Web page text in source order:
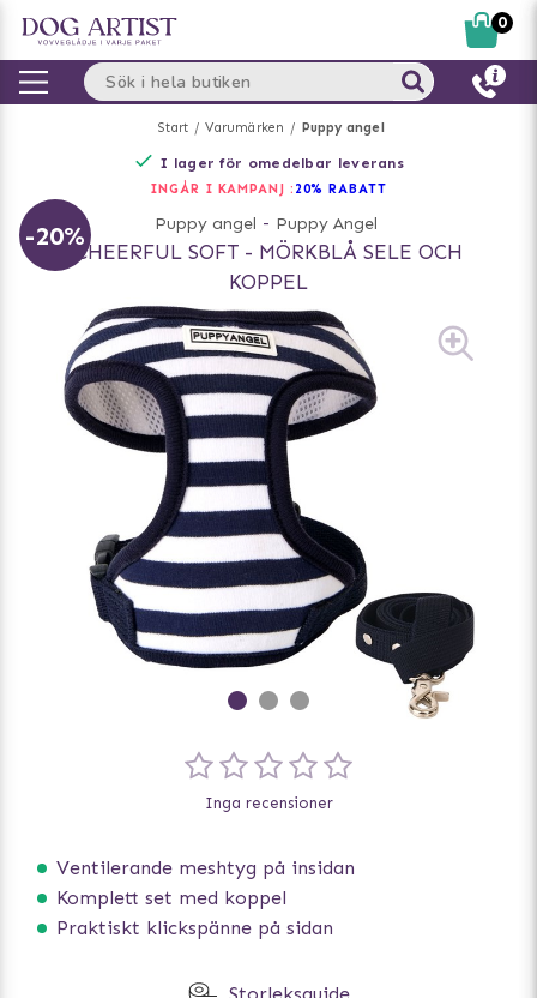
Start Varumärken Puppy angel
I lager för omedelbar leverans
INGÅR I KAMPANJ : 20% RABATT
-20% Puppy angel - Puppy Angel
CHEERFUL SOFT - MÖRKBLÅ SELE OCH
KOPPEL
Ventilerande meshtyg på insidan
Komplett set med koppel
Praktiskt klickspänne på sidan
Inga recensioner
0